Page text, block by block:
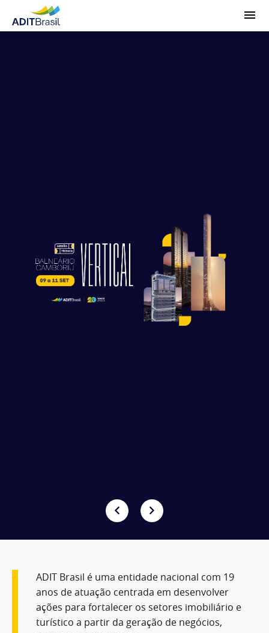
ADIT Brasil é uma entidade nacional com 19
anos de atuação centrada em desenvolver
ações para fortalecer os setores imobiliário e
turístico a partir da geração de negócios,